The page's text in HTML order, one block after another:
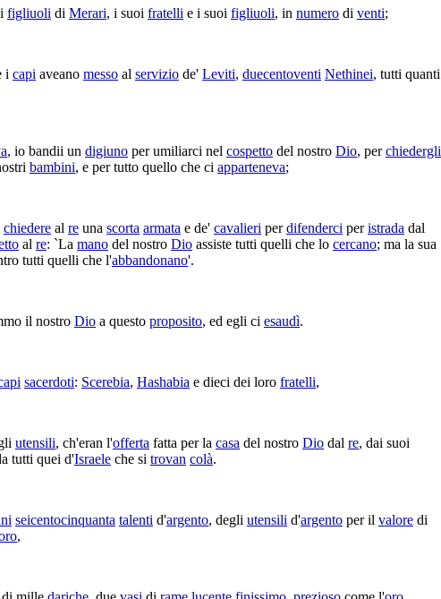
figliuoli di Merari, i suoi fratelli e i suoi figliuoli, in numero di venti;
i capi aveano messo al servizio de' Leviti, duecentoventi Nethinei, tutti quanti
, io bandii un digiuno perumiliarci nel cospetto del nostro Dio, perchiedergli
bambini, e per tutto quello che ci apparteneva;
chiedere al re una scorta armata e de' cavalieri perdifenderci peristrada dal
al re: `La mano del nostro Dio assiste tutti quelli che lo cercano; ma la sua
tutti quelli che l'abbandonano'.
il nostro Dio a questo proposito, ed egli ci esaudì.
sacerdoti: Scerebia, Hashabia e dieci dei loro fratelli,
utensili, ch'eran l'offerta fatta per la casa del nostro Dio dal re, dai suoi
tutti quei d'Israele che si trovan colà.
seicentocinquanta talenti d'argento, degli utensili d'argento per il valore di
,